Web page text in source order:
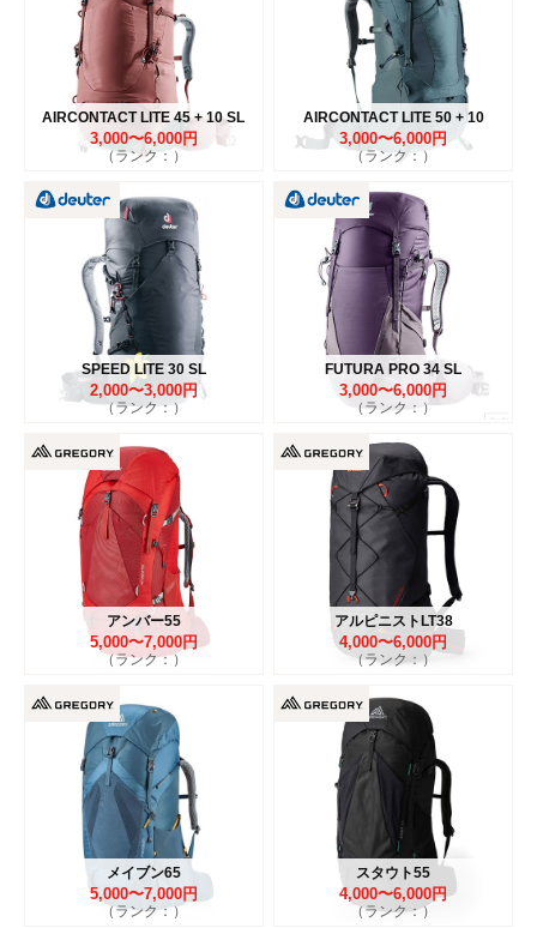
AIRCONTACT LITE 45 + 10 SL
3,000〜6,000円
（ランク：）
AIRCONTACT LITE 50 + 10
3,000〜6,000円
（ランク：）
SPEED LITE 30 SL
2,000〜3,000円
（ランク：）
FUTURA PRO 34 SL
3,000〜6,000円
（ランク：）
アンバー55
5,000〜7,000円
（ランク：）
アルピニストLT38
4,000〜6,000円
（ランク：）
メイブン65
5,000〜7,000円
（ランク：）
スタウト55
4,000〜6,000円
（ランク：）